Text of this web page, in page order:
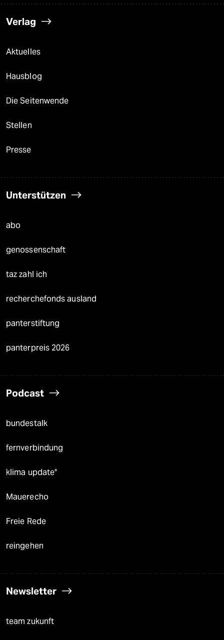
Verlag
Aktuelles
Hausblog
Die Seitenwende
Stellen
Presse
Unterstützen
abo
genossenschaft
taz zahl ich
recherchefonds ausland
panterstiftung
panterpreis 2026
Podcast
bundestalk
fernverbindung
klima update°
Mauerecho
Freie Rede
reingehen
Newsletter
team zukunft